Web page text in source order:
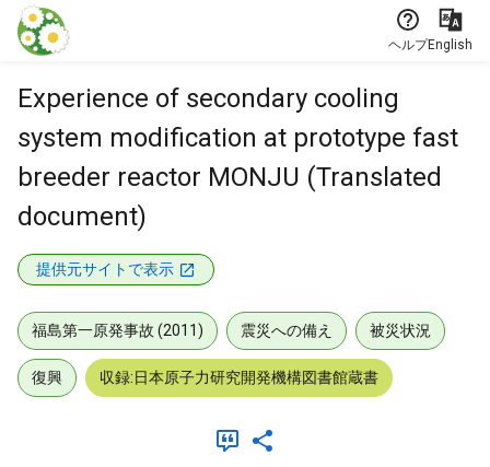
本文に飛ぶ
ヘルプEnglish
Experience of secondary cooling
system modification at prototype fast
breeder reactor MONJU (Translated
document)
提供元サイトで表示
福島第一原発事故 (2011) 震災への備え 被災状況
復興 収録:日本原子力研究開発機構図書館蔵書